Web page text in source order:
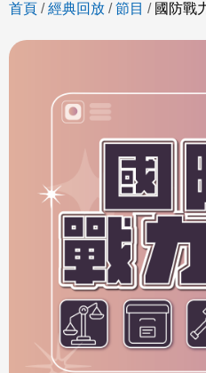
首頁 /經典回放 /節目 / 國防戰